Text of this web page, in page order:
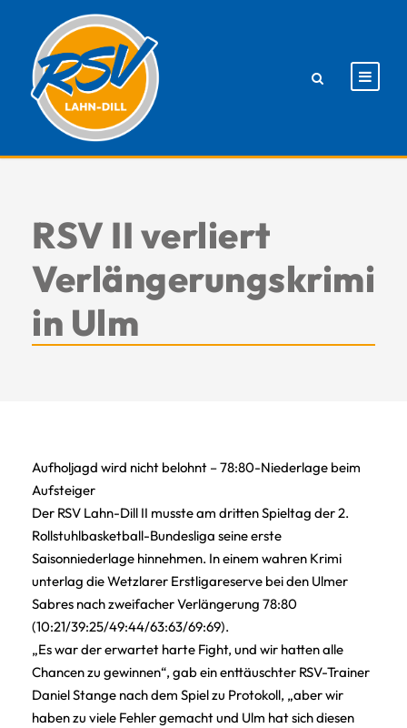
RSV II verliert
Verlängerungskrimi
in Ulm
Aufholjagd wird nicht belohnt – 78:80-Niederlage beim
Aufsteiger
Der RSV Lahn-Dill II musste am dritten Spieltag der 2.
Rollstuhlbasketball-Bundesliga seine erste
Saisonniederlage hinnehmen. In einem wahren Krimi
unterlag die Wetzlarer Erstligareserve bei den Ulmer
Sabres nach zweifacher Verlängerung 78:80
(10:21/39:25/49:44/63:63/69:69).
„Es war der erwartet harte Fight, und wir hatten alle
Chancen zu gewinnen“, gab ein enttäuschter RSV-Trainer
Daniel Stange nach dem Spiel zu Protokoll, „aber wir
haben zu viele Fehler gemacht und Ulm hat sich diesen